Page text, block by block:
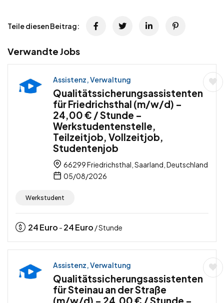
Teile diesen Beitrag:
Verwandte Jobs
Assistenz, Verwaltung
Qualitätssicherungsassistenten
für Friedrichsthal (m/w/d) –
24,00 € / Stunde –
Werkstudentenstelle,
Teilzeitjob, Vollzeitjob,
Studentenjob
66299 Friedrichsthal, Saarland, Deutschland
05/08/2026
Werkstudent
24Euro - 24Euro / Stunde
Assistenz, Verwaltung
Qualitätssicherungsassistenten
für Steinau an der Straße